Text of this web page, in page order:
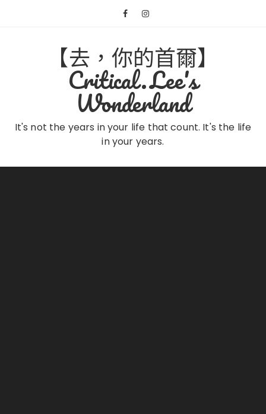
【去，你的首爾】
Critical.Lee's
Wonderland
It's not the years in your life that count. It's the life
in your years.